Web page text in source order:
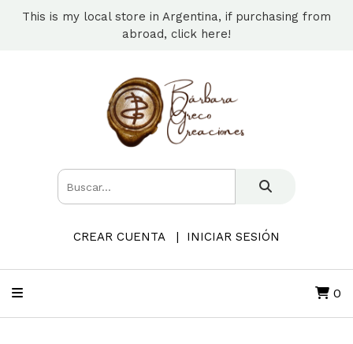
This is my local store in Argentina, if purchasing from
abroad, click here!
CREAR CUENTA INICIAR SESIÓN
0